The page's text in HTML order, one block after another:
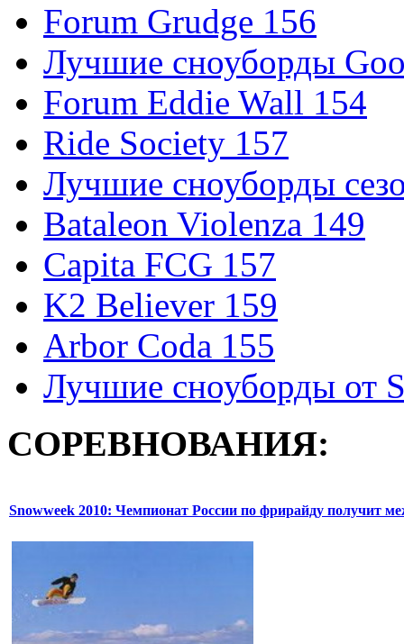
Forum Grudge 156
Лучшие сноуборды
Forum Eddie Wall 154
Ride Society 157
Лучшие сноуборды
Bataleon Violenza 149
Capita FCG 157
K2 Believer 159
Arbor Coda 155
Лучшие сноуборды от
СОРЕВНОВАНИЯ:
Snowweek 2010: Чемпионат России по фрирайду получит